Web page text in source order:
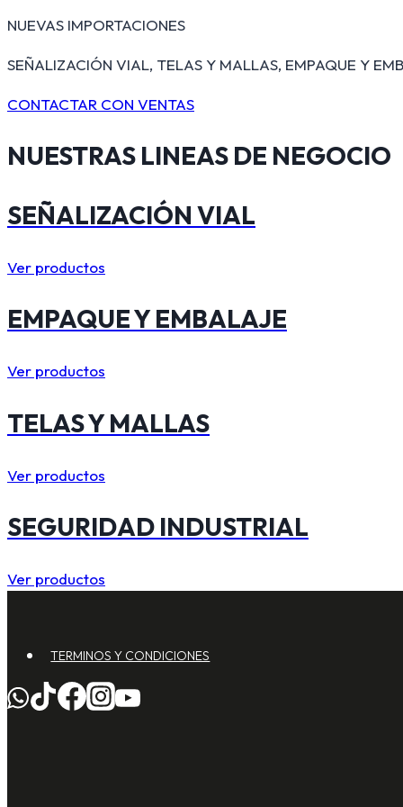
NUEVAS IMPORTACIONES
SEÑALIZACIÓN VIAL, TELAS Y MALLAS, EMPAQUE Y
CONTACTAR CON VENTAS
NUESTRAS LINEAS DE NEGOCIO
SEÑALIZACIÓN VIAL
Ver productos
EMPAQUE Y EMBALAJE
Ver productos
TELAS Y MALLAS
Ver productos
SEGURIDAD INDUSTRIAL
Ver productos
TERMINOS Y CONDICIONES